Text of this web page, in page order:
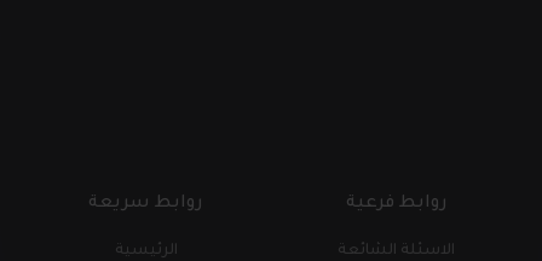
روابط سريعة
الرئيسية
روابط فرعية
الاسئلة الشائعة